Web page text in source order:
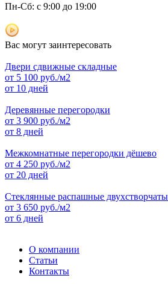
Пн-Сб: с 9:00 до 19:00
Вас могут заинтересовать
Двери сдвижные складные
от 5 100 руб./м2
от 10 дней
Деревянные перегородки
от 3 900 руб./м2
от 8 дней
Межкомнатные перегородки дёшево
от 4 250 руб./м2
от 20 дней
Стеклянные распашные
от 3 650 руб./м2
от 6 дней
О компании
Статьи
Контакты